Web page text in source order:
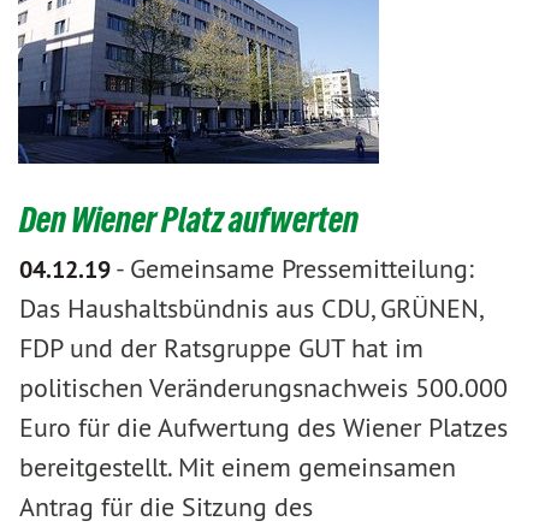
Den Wiener Platz aufwerten
04.12.19- Gemeinsame Pressemitteilung:
Das Haushaltsbündnis aus CDU, GRÜNEN,
FDP und der Ratsgruppe GUT hat im
politischen Veränderungsnachweis 500.000
Euro für die Aufwertung des Wiener Platzes
bereitgestellt. Mit einem gemeinsamen
Antrag für die Sitzung des